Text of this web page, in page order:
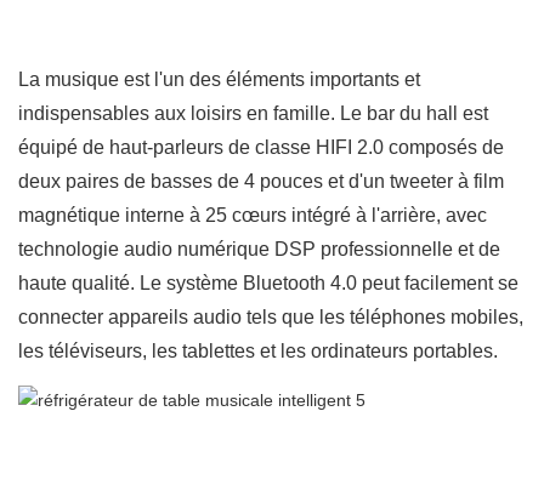
La musique est l'un des éléments importants et
indispensables aux loisirs en famille. Le bar du hall est
équipé de haut-parleurs de classe HIFI 2.0 composés de
deux paires de basses de 4 pouces et d'un tweeter à film
magnétique interne à 25 cœurs intégré à l'arrière, avec
technologie audio numérique DSP professionnelle et de
haute qualité. Le système Bluetooth 4.0 peut facilement se
connecter appareils audio tels que les téléphones mobiles,
les téléviseurs, les tablettes et les ordinateurs portables.